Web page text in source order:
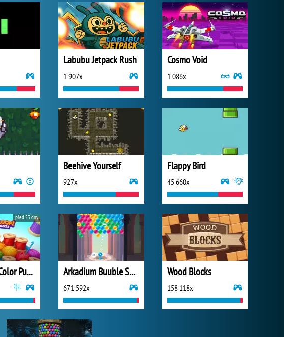
Labubu Jetpack Rush
1 907x
Cosmo Void
1 086x
Beehive Yourself
927x
Flappy Bird
45 660x
Woolloop! Color Puzzle
před 23 dny
Arkadium Buuble Shooter
671 592x
Wood Blocks
158 118x